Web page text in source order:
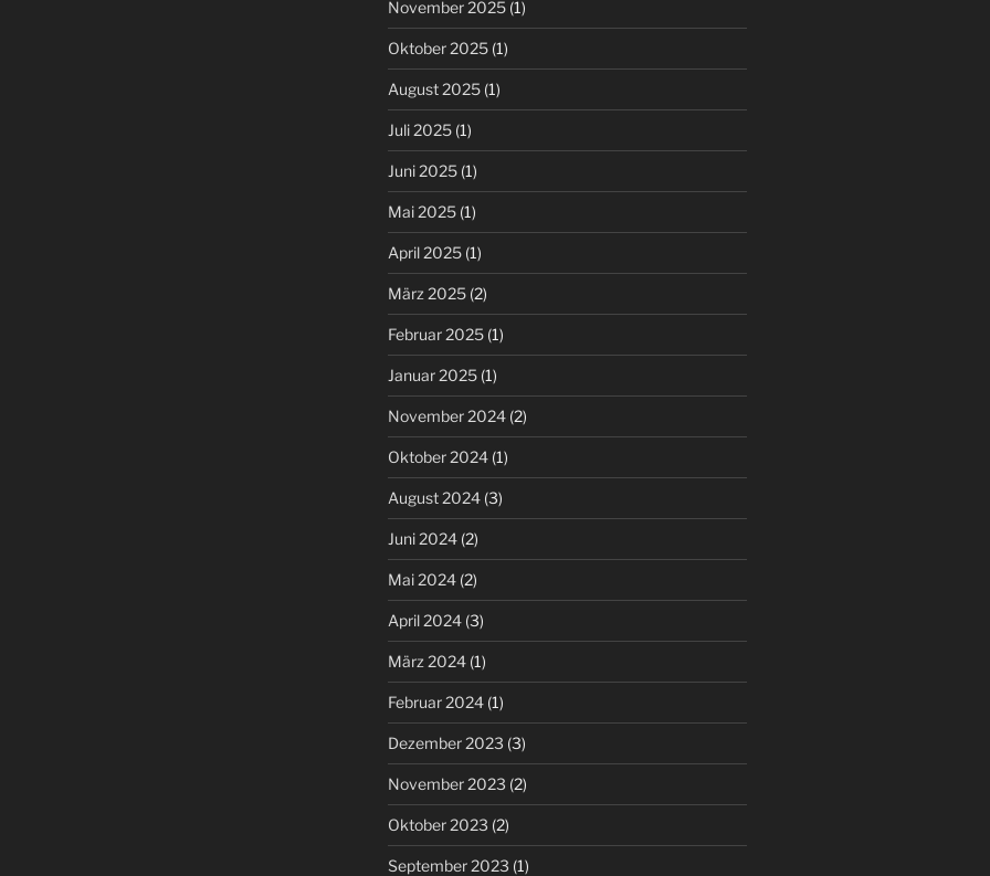
November 2025(1)
Oktober 2025(1)
August 2025(1)
Juli 2025(1)
Juni 2025(1)
Mai 2025(1)
April 2025(1)
März 2025(2)
Februar 2025(1)
Januar 2025(1)
November 2024(2)
Oktober 2024(1)
August 2024(3)
Juni 2024(2)
Mai 2024(2)
April 2024(3)
März 2024(1)
Februar 2024(1)
Dezember 2023 (3)
November 2023 (2)
Oktober 2023 (2)
September 2023 (1)